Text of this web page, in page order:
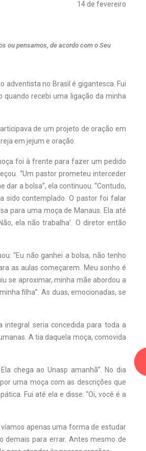
14 de fevereiro
ou pensamos, de acordo com o Seu
adventista no Brasil é gigantesca. Fui
quando recebi uma ligação da minha
de um projeto de oração em
em jejum e oração.
foi à frente para fazer um pedido
“Um pastor prometeu interceder
a bolsa”, ela continuou. “Contudo,
sido contemplado. O pastor foi falar
para uma moça de Manaus. Ela até
ela não trabalha’. O diretor então
“Eu não ganhei a bolsa, não tenho
as aulas começarem. Meu sonho é
se aproximar, minha mãe abordou a
filha”. As duas, emocionadas, se
integral seria concedida para toda a
A tia daquela moça, comovida
chega ao Unasp amanhã”. No dia
uma moça com as descrições que
Fui até ela e disse: “Oi, você é a
apenas uma forma de estudar
demais para errar. Antes mesmo de